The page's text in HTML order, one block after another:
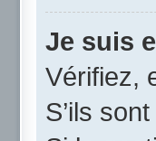
Je suis
Vérifiez,
S’ils